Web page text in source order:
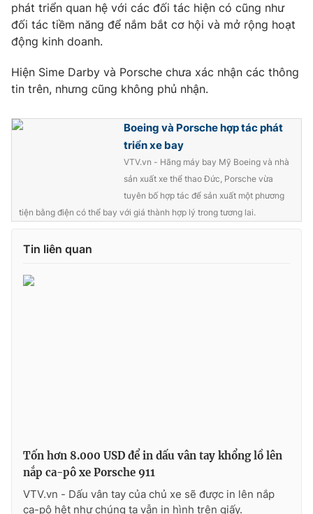
VTV Sức khoẻ Bất động sản
Thị trường 24h Tấm lòng Việt
VTV8
English
Tổng Biên tập:
Vũ Thanh Thủy
Phó Tổng Biên tập:Nguyễn Thị Mỹ Hạnh, Phạm Quốc Thắng,
Nguyễn Trọng Ninh
Tổng đài VTV:024.38 355 931 - 024.38 355 932
phát triển quan hệ với các đối tác hiện có cũng như
đối tác tiềm năng để nắm bắt cơ hội và mở rộng hoạt
động kinh doanh.
Hiện Sime Darby và Porsche chưa xác nhận các thông
tin trên, nhưng cũng không phủ nhận.
Boeing và Porsche hợp tác phát
triển xe bay
VTV.vn - Hãng máy bay Mỹ Boeing và nhà
sản xuất xe thể thao Đức, Porsche vừa
tuyên bố hợp tác để sản xuất một phương
tiện bằng điện có thể bay với giá thành hợp lý trong tương lai.
Tin liên quan
Tốn hơn 8.000 USD để in dấu vân tay khổng lồ lên
nắp ca-pô xe Porsche 911
VTV.vn - Dấu vân tay của chủ xe sẽ được in lên nắp
ca-pô hệt như chúng ta vẫn in hình trên giấy.